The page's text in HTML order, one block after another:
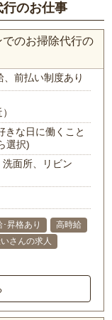
行のお仕事
のお掃除代行の
、前払い制度あり
きな日に働くこと
選択)
面所、リビン
･昇格あり
高時給
さんの求人